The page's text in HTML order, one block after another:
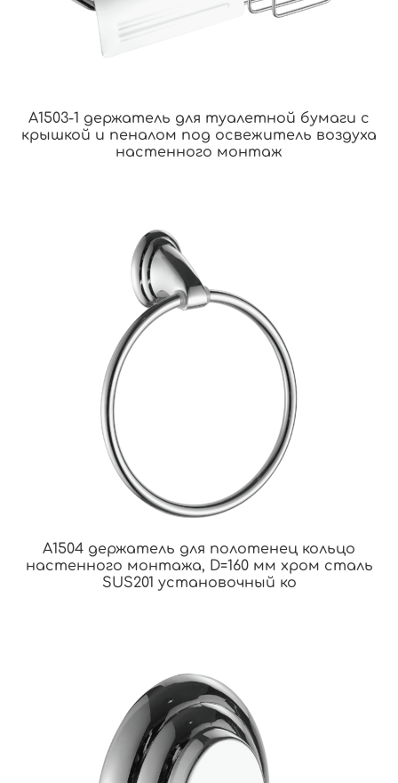
A1503-1 держатель для туалетной бумаги с
крышкой и пеналом под освежитель воздуха
настенного монтаж
A1504 держатель для полотенец кольцо
настенного монтажа, D=160 мм хром сталь
SUS201 установочный ко